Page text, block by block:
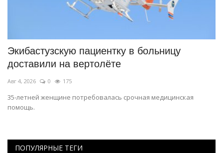
Экибастузскую пациентку в больницу
доставили на вертолёте
Авг 4, 2026 0 175
35-летней женщине потребовалась срочная медицинская
помощь.
ПОПУЛЯРНЫЕ ТЕГИ